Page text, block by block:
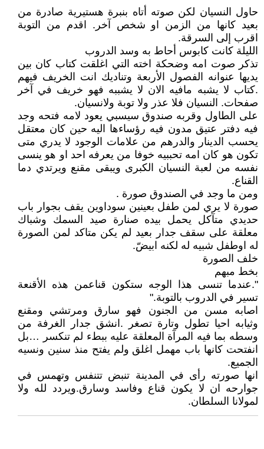
حاول النسيان لكن صوته أتاه بنبرة هستيرية صادرة من
بعيد كانها من الزمن او شخص آخر. اقدم من التوبة
اقرب إلى السرقة.
الليلة كانت كابوس أحاط به وسد الدروب
تذكر صوت امه وضحكة اخته التي اغلقت كتاب كان بين
يديها عنوانه الفصول الأربعة وتناديك انت الخريف فيهم
.كتاب لا يشبه مافيه الان لا يشببه فهو خريف في آخر
صفحات. النسيان فلا عذر ولا توبة ولانسيان.
على الطاول وقربه صندوق سيسبي يعود لامه فتحه وجد
فيه دفتر عتيق مدون فيه رؤساءها اليه حين كان معتقل
يحسب الدينار والدرهم من علامات الوجود لا يدري متى
تكون هو كان امه تحببيه خوفا من يعرفه احد او هو ينسى
نفسه من لعبة النسيان الكبرى ويبقى مقنع ويرتدي دما
القناع.
ومن ما وجد في الصندوق صورة .
صورة لا يري لمن طفل بعينين سوداوين يقف بجوار باب
حديدي متآكل يحمل بيده صنارة صيد السمك وشباك
معلقة على سقف جدار بعيد لم يكن متاكد لمن الصورة
له اوطفل شبيه له لكنه ابيضّ.
خلف الصورة
بخط مبهم
".عندما تنسى هذا الوجه ستكون قناعمن هذه الأقنعة
تسير في الدروب بالتوبة."
اصابه مسن من الجنون فهو سارق ومرتشي ومقنع
وثيابه احيا تطول وتارة تصغر .انشق جدار الغرفة من
وسطه بما فيه المرآة المعلقة عليه ببطء لم تنكسر …بل
انفتحت كانها باب مهمل اغلق ولم يفتح منذ سنين ونسيه
الجميع.
انها صورته رأى في المدينة تنبض تتنفس وتهمس في
جوارحه ان لا يكون قناع وفاسد وسارق.ويردد لله ولا
لمولانا السلطان.